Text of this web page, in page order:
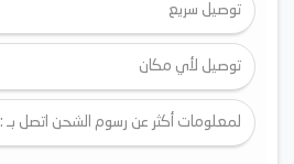
توصيل سريع
توصيل لأي مكان
لمعلومات أكثر عن رسوم الشحن اتصل بـ : 01116828111